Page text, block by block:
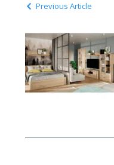
Previous Article